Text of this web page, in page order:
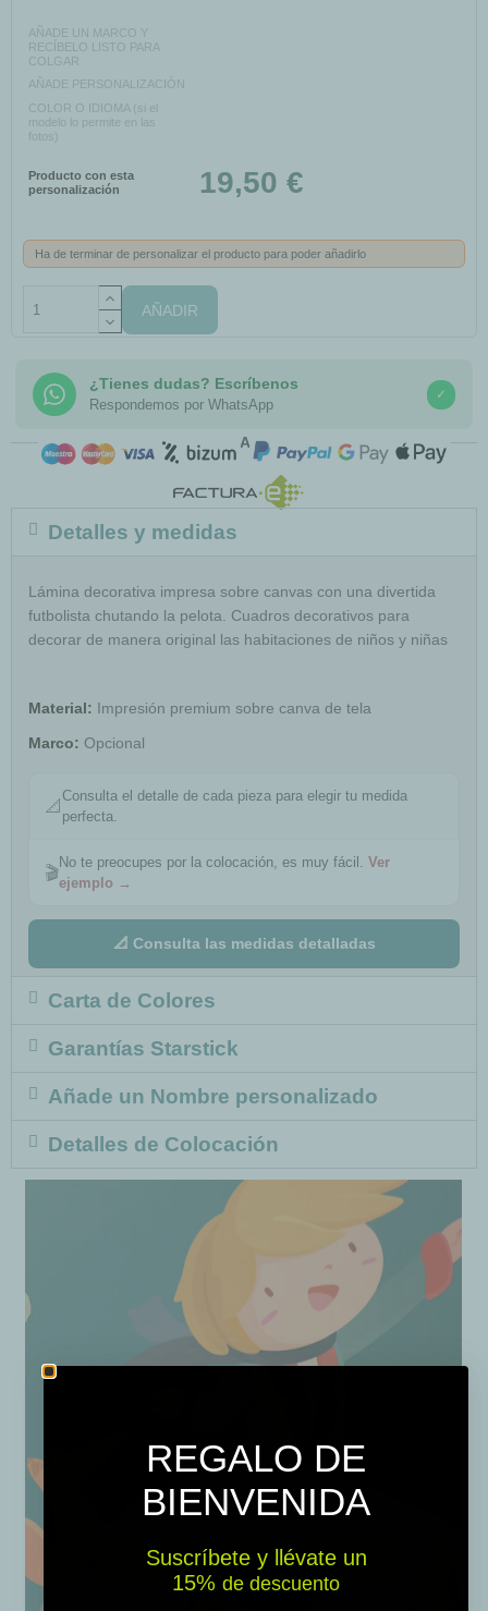
AÑADE UN MARCO Y
RECÍBELO LISTO PARA
COLGAR
AÑADE PERSONALIZACIÓN
COLOR O IDIOMA (si el
modelo lo permite en las
fotos)
Producto con esta
personalización
19,50 €
Ha de terminar de personalizar el producto para poder añadirlo
AÑADIR
¿Tienes dudas? Escríbenos
Respondemos por WhatsApp
✓
COMPRA SEGURA
Detalles y medidas
Lámina decorativa impresa sobre canvas con una divertida
futbolista chutando la pelota. Cuadros decorativos para
decorar de manera original las habitaciones de niños y niñas
Material: Impresión premium sobre canva de tela
Marco: Opcional
📐
Consulta el detalle de cada pieza para elegir tu medida
perfecta.
🎬
No te preocupes por la colocación, es muy fácil. Ver
ejemplo →
📐 Consulta las medidas detalladas
Carta de Colores
Garantías Starstick
Añade un Nombre personalizado
Detalles de Colocación
REGALO DE
BIENVENIDA
Suscríbete y llévate un
15% ​​ de descuento